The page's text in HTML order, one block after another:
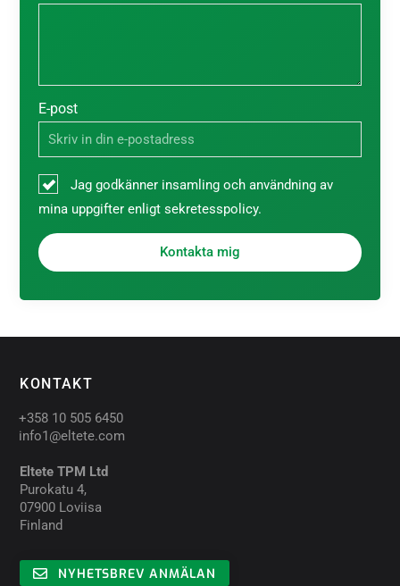
E-post
Jag godkänner insamling och användning av
mina uppgifter enligt sekretesspolicy.
Kontakta mig
KONTAKT
+358 10 505 6450
info1@eltete.com
Eltete TPM Ltd
Purokatu 4,
07900 Loviisa
Finland
NYHETSBREV ANMÄLAN